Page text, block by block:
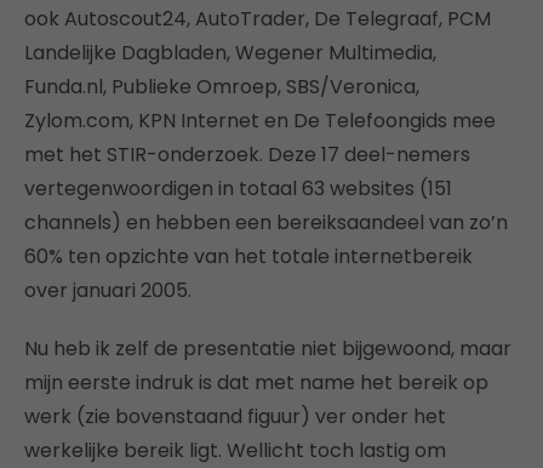
ook Autoscout24, AutoTrader, De Telegraaf, PCM
Landelijke Dagbladen, Wegener Multimedia,
Funda.nl, Publieke Omroep, SBS/Veronica,
Zylom.com, KPN Internet en De Telefoongids mee
met het STIR-onderzoek. Deze 17 deel-nemers
vertegenwoordigen in totaal 63 websites (151
channels) en hebben een bereiksaandeel van zo’n
60% ten opzichte van het totale internetbereik
over januari 2005.
Nu heb ik zelf de presentatie niet bijgewoond, maar
mijn eerste indruk is dat met name het bereik op
werk (zie bovenstaand figuur) ver onder het
werkelijke bereik ligt. Wellicht toch lastig om